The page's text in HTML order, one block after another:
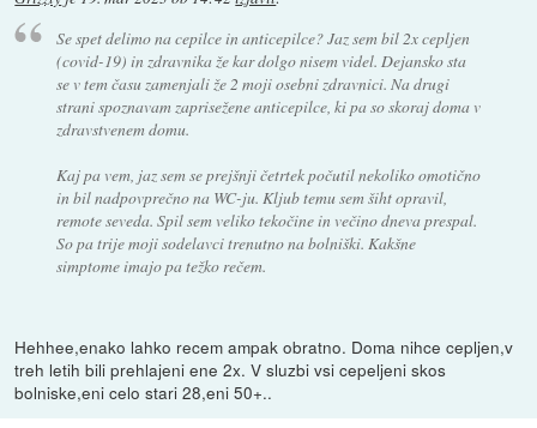
Se spet delimo na cepilce in anticepilce? Jaz sem bil 2x cepljen
(covid-19) in zdravnika že kar dolgo nisem videl. Dejansko sta
se v tem času zamenjali že 2 moji osebni zdravnici. Na drugi
strani spoznavam zaprisežene anticepilce, ki pa so skoraj doma v
zdravstvenem domu.
Kaj pa vem, jaz sem se prejšnji četrtek počutil nekoliko omotično
in bil nadpovprečno na WC-ju. Kljub temu sem šiht opravil,
remote seveda. Spil sem veliko tekočine in večino dneva prespal.
So pa trije moji sodelavci trenutno na bolniški. Kakšne
simptome imajo pa težko rečem.
Hehhee,enako lahko recem ampak obratno. Doma nihce cepljen,v
treh letih bili prehlajeni ene 2x. V sluzbi vsi cepeljeni skos
bolniske,eni celo stari 28,eni 50+..